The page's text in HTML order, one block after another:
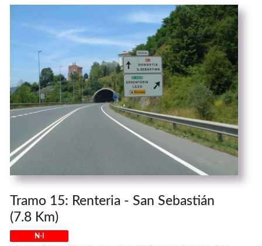
Tramo 15: Renteria - San Sebastián
(7.8 Km)
N-I